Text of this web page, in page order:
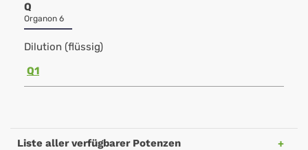
Q
Organon 6
Dilution (flüssig)
Q1
Liste aller verfügbarer Potenzen